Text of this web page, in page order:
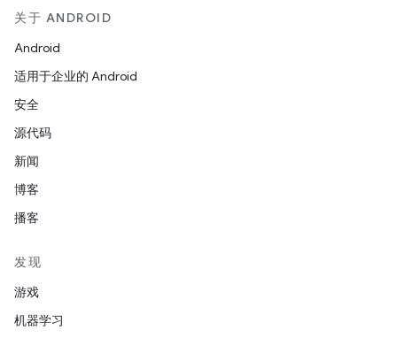
关于 ANDROID
Android
适用于企业的 Android
安全
源代码
新闻
博客
播客
发现
游戏
机器学习